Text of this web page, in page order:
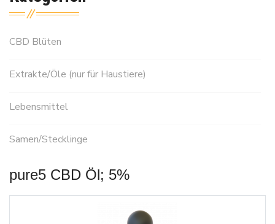
CBD Blüten
Extrakte/Öle (nur für Haustiere)
Lebensmittel
Samen/Stecklinge
pure5 CBD Öl; 5%